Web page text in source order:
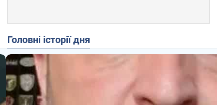
Головні історії дня